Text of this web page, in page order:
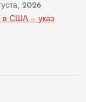
2026
в США — указ